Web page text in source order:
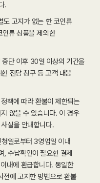
.
고지가 없는 한 코인류
인류 상품을 제외한
단 이후 30일 이상의 기간을
전담 창구 등 고객 대응
책에 따라 환불이 제한되는
않을 수 있습니다. 이 경우
실을 안내합니다.
일로부터 3영업일 이내
, 수납확인이 필요한 결제
내에 환급합니다. 동일한
전에 고지한 방법으로 환불